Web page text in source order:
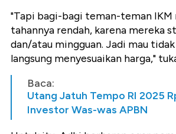
"Tapi bagi-bagi teman-teman IKM
tahannya rendah, karena mereka
dan/atau mingguan. Jadi mau
langsung menyesuaikan harga,"
Baca:
Utang Jatuh Tempo RI 2025
Investor Was-was APBN